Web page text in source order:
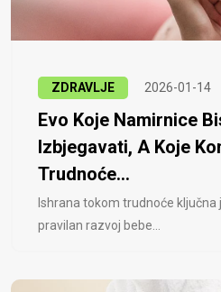
ZDRAVLJE 2026-01-14
Evo Koje Namirnice
Izbjegavati, A Koje
Trudnoće...
Ishrana tokom trudnoće ključna
pravilan razvoj bebe...